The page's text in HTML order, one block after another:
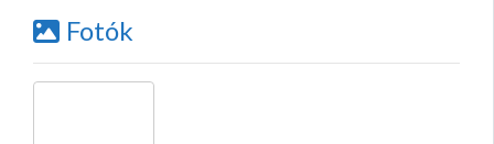
Fotók